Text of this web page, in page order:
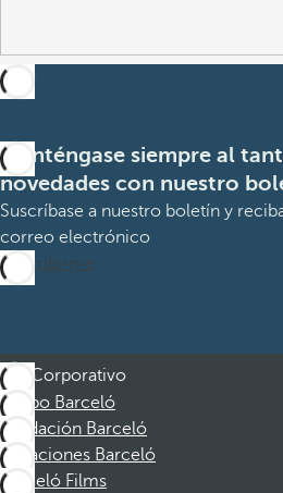
Manténgase siempre al
novedades con nuestro
Suscríbase a nuestro boletín y
correo electrónico
Suscribirme
Corporativo
Grupo Barceló
Fundación Barceló
Vacaciones Barceló
Barceló Films